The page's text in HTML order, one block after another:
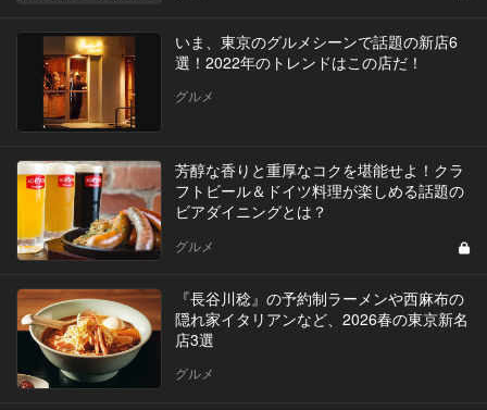
いま、東京のグルメシーンで話題の新店6
選！2022年のトレンドはこの店だ！
グルメ
芳醇な香りと重厚なコクを堪能せよ！クラ
フトビール＆ドイツ料理が楽しめる話題の
ビアダイニングとは？
グルメ
『長谷川稔』の予約制ラーメンや西麻布の
隠れ家イタリアンなど、2026春の東京新名
店3選
グルメ